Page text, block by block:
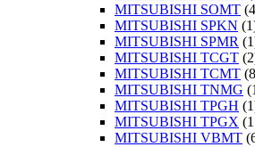
MITSUBISHI SOMT
MITSUBISHI SPKN
MITSUBISHI SPMR
MITSUBISHI TCGT
MITSUBISHI TCMT
MITSUBISHI TNMG
MITSUBISHI TPGH
MITSUBISHI TPGX
MITSUBISHI VBMT